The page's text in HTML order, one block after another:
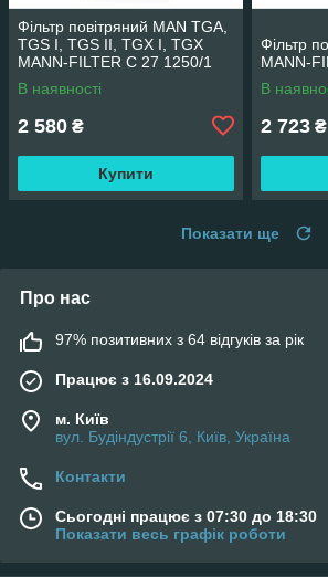
Фільтр повітряний MAN TGA,
TGS I, TGS II, TGX I, TGX
MANN-FILTER C 27 1250/1
В наявності
2 580 ₴
Купити
Фільтр
MANN-
В
2 723 ₴
Показати ще
Про нас
97% позитивних з 64 відгуків за рік
Працює з 16.09.2024
м. Київ
вул. Будіндустрії 6, Київ, Україна
Контакти
Сьогодні працює з 07:30 до 18:30
Показати весь графік роботи